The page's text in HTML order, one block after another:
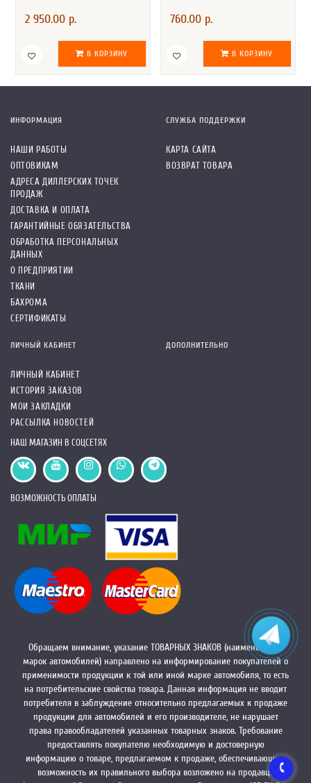
2 950.00 р.
В КОРЗИНУ
760.00 р.
В КОРЗИНУ
ИНФОРМАЦИЯ
НАШИ РАБОТЫ
ОПТОВИКАМ
АДРЕСА ДИЛЛЕРСКИХ ТОЧЕК
ПРОДАЖ
ДОСТАВКА И ОПЛАТА
ГАРАНТИЙНЫЕ ОБЯЗАТЕЛЬСТВА
ОБРАБОТКА ПЕРСОНАЛЬНЫХ
ДАННЫХ
О ПРЕДПРИЯТИИ
ТКАНИ
БАХРОМА
СЕРТИФИКАТЫ
СЛУЖБА ПОДДЕРЖКИ
КАРТА САЙТА
ВОЗВРАТ ТОВАРА
ЛИЧНЫЙ КАБИНЕТ
ЛИЧНЫЙ КАБИНЕТ
ИСТОРИЯ ЗАКАЗОВ
МОИ ЗАКЛАДКИ
РАССЫЛКА НОВОСТЕЙ
ДОПОЛНИТЕЛЬНО
НАШ МАГАЗИН В СОЦСЕТЯХ
ВОЗМОЖНОСТЬ ОПЛАТЫ
Обращаем внимание, указание ТОВАРНЫХ ЗНАКОВ (наименований
марок автомобилей) направлено на информирование покупателей о
применимости продукции к той или иной марке автомобиля, то есть
на потребительские свойства товара. Данная информация не вводит
потребителя в заблуждение относительно предлагаемых к продаже
продукции для автомобилей и его производителе, не нарушает
права правообладателей указанных товарных знаков. Требование
предоставлять покупателю необходимую и достоверную
информацию о товаре, предлагаемом к продаже, обеспечивающую
возможность их правильного выбора возложено на продавца